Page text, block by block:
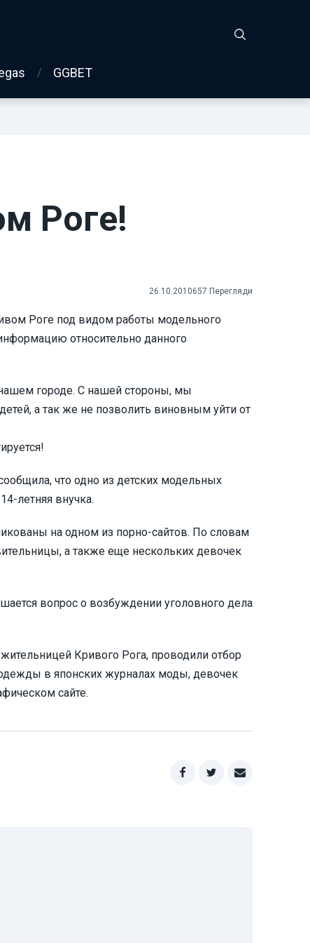
GGBET
Роге!
26.10.2010657 Перегляди
Роге под видом работы модельного
относительно данного
городе. С нашей стороны, мы
а так же не позволить виновным уйти от
что одно из детских модельных
летняя внучка.
на одном из порно-сайтов. По словам
а также еще нескольких девочек
вопрос о возбуждении уголовного дела
Кривого Рога, проводили отбор
в японских журналах моды, девочек
сайте.